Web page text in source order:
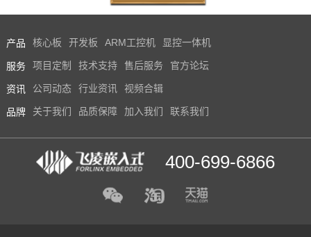
产品 核心板 开发板 ARM工控机 显控一体机
服务 项目定制 技术支持 售后服务 官方论坛
资讯 公司动态 行业资讯 视频合辑
品牌 关于我们 品质保障 加入我们 联系我们
400-699-6866